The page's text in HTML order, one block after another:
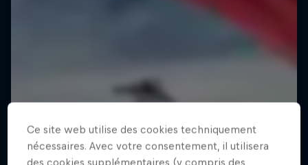
Ce site web utilise des cookies techniquement
nécessaires. Avec votre consentement, il utilisera
des cookies supplémentaires (y compris des